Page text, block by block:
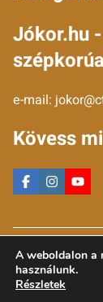
Jókor.hu
e-mail:
Kövess
A weboldalon a
használunk.
Részletek